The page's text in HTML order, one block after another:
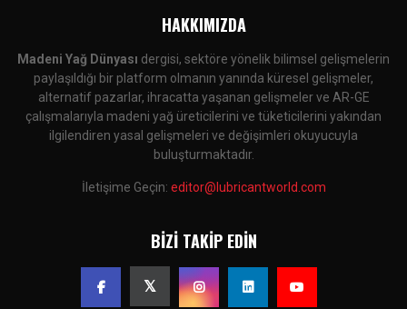
HAKKIMIZDA
Madeni Yağ Dünyası dergisi, sektöre yönelik bilimsel gelişmelerin
paylaşıldığı bir platform olmanın yanında küresel gelişmeler,
alternatif pazarlar, ihracatta yaşanan gelişmeler ve AR-GE
çalışmalarıyla madeni yağ üreticilerini ve tüketicilerini yakından
ilgilendiren yasal gelişmeleri ve değişimleri okuyucuyla
buluşturmaktadır.
İletişime Geçin: editor@lubricantworld.com
BIZI TAKIP EDIN